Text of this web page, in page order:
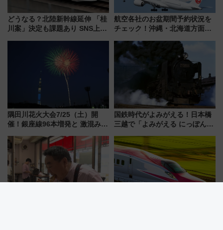
どうなる？北陸新幹線延伸 「桂
川案」決定も課題あり SNS上の
航空各社のお盆期間予約状況を
チェック！沖縄・北海道方面は
日は？
隅田川花火大会7/25（土）開
催！銀座線96本増発と 激混みの
アクセス攻略法、2万発の花火が
都心の夜に！
国鉄時代がよみがえる！日本橋
三越で「よみがえる にっぽんの
敬の名作写真も、駅弁フェスも
同時開催！